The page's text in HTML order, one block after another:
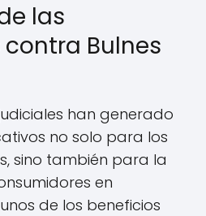
las
Bulnes
han generado
no solo para los
sino también para la
en
de los beneficios